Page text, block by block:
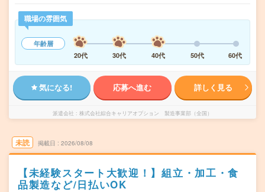
職場の雰囲気
年齢層
20代
30代 40代 50代 60代
気になる! 応募へ進む 詳しく見る
派遣会社 株式会社綜合キャリアオプション 製造事業部（全国）
未読 掲載日 2026/08/08
【未経験スタート大歓迎！】組立・加工・食
品製造など/日払いOK